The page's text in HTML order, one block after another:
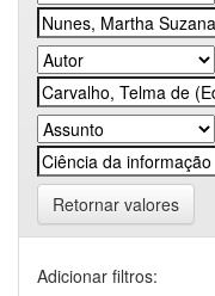
Retornar valores
Adicionar filtros: